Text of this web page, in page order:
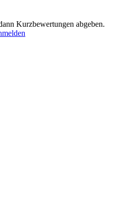
Kurzbewertungen abgeben.